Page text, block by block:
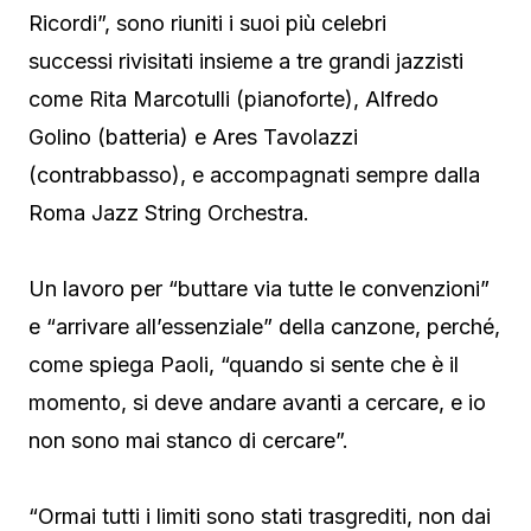
Ricordi”, sono riuniti i suoi più celebri
successi rivisitati insieme a tre grandi jazzisti
come Rita Marcotulli (pianoforte), Alfredo
Golino (batteria) e Ares Tavolazzi
(contrabbasso), e accompagnati sempre dalla
Roma Jazz String Orchestra.
Un lavoro per “buttare via tutte le convenzioni”
e “arrivare all’essenziale” della canzone, perché,
come spiega Paoli, “quando si sente che è il
momento, si deve andare avanti a cercare, e io
non sono mai stanco di cercare”.
“Ormai tutti i limiti sono stati trasgrediti, non dai